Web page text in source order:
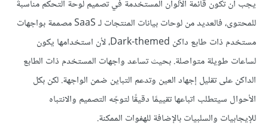
يجب أن تكون قائمة الألوان المستخدمة في تصميم لوحة التحكم مناسبةً
للمحتوى، فالعديد من لوحات بيانات المنتجات لـ SaaS مصممة بواجهات
مستخدم ذات طابع داكن Dark-themed، لأن استخدامها يكون
لساعات طويلة متواصلة. بحيث تساعد واجهات المستخدم ذات الطابع
الداكن على تقليل إجهاد العين وتدعم التباين ضمن الواجهة. لكن بكل
الأحوال سيتطلب اتباعها تقييمًا دقيقًا لتوجّه التصميم والانتباه
للإيجابيات والسلبيات بالإضافة للهفوات الممكنة.